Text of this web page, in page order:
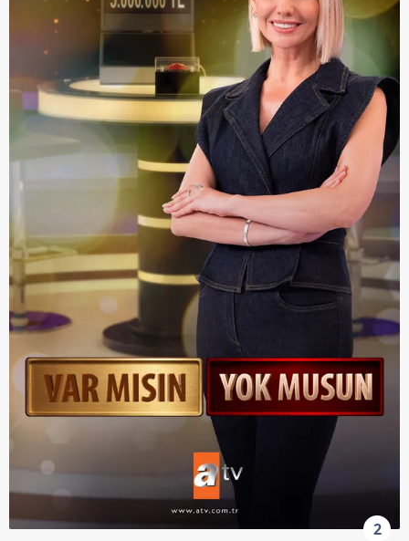
reklam/pazarlama faaliyetlerinin yapılması, amaçlarıyla
sınırlı olarak açık rızanız dahilinde kullanılacaktır.
Çerezlere ilişkin tercihlerinizi aşağıda yer alan panel
vasıtasıyla belirleyebilirsiniz. Çerezlere ilişkin detaylı bilgi
için Ayarlar butonuna tıklayabilir,Çerez Bilgilendirme
Metnimizi
ziyaret edebilirsiniz.
6698 sayılı Kişisel Verilerin Korunması Kanunu uyarınca
hazırlanmış Aydınlatma Metnimizi okumak ve sitemizde
ilgili mevzuata uygun olarak kullanılan çerezlerle ilgili bilgi
almak için lütfentıklayınız
2